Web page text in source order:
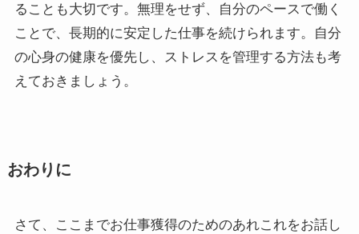
ることも大切です。無理をせず、自分のペースで働く
ことで、長期的に安定した仕事を続けられます。自分
の心身の健康を優先し、ストレスを管理する方法も考
えておきましょう。
おわりに
さて、ここまでお仕事獲得のためのあれこれをお話し